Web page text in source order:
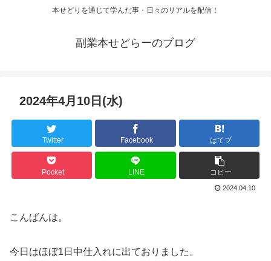
本せどりを通じて学んだ事・日々のリアルを配信！
副業本せどらーのブログ
2024年4月10日(水)
Twitter Facebook はてブ
Pocket LINE コピー
2024.04.10
こんばんは。
今日はほぼ1日中仕入れに出ておりました。